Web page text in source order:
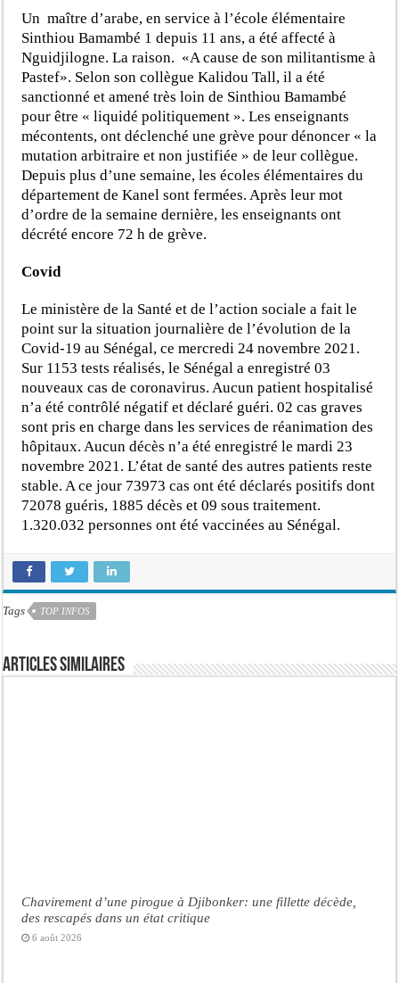
Un maître d’arabe, en service à l’école élémentaire
Sinthiou Bamambé 1 depuis 11 ans, a été affecté à
Nguidjilogne. La raison. «A cause de son militantisme à
Pastef». Selon son collègue Kalidou Tall, il a été
sanctionné et amené très loin de Sinthiou Bamambé
pour être « liquidé politiquement ». Les enseignants
mécontents, ont déclenché une grève pour dénoncer « la
mutation arbitraire et non justifiée » de leur collègue.
Depuis plus d’une semaine, les écoles élémentaires du
département de Kanel sont fermées. Après leur mot
d’ordre de la semaine dernière, les enseignants ont
décrété encore 72 h de grève.
Covid
Le ministère de la Santé et de l’action sociale a fait le
point sur la situation journalière de l’évolution de la
Covid-19 au Sénégal, ce mercredi 24 novembre 2021.
Sur 1153 tests réalisés, le Sénégal a enregistré 03
nouveaux cas de coronavirus. Aucun patient hospitalisé
n’a été contrôlé négatif et déclaré guéri. 02 cas graves
sont pris en charge dans les services de réanimation des
hôpitaux. Aucun décès n’a été enregistré le mardi 23
novembre 2021. L’état de santé des autres patients reste
stable. A ce jour 73973 cas ont été déclarés positifs dont
72078 guéris, 1885 décès et 09 sous traitement.
1.320.032 personnes ont été vaccinées au Sénégal.
Tags TOP INFOS
Articles similaires
Chavirement d’une pirogue à Djibonker: une fillette décède,
des rescapés dans un état critique
6 août 2026